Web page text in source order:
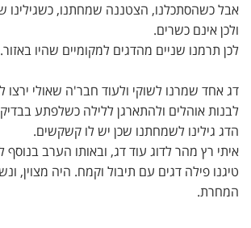
אבל כשהסתכלנו, הצטננה שמחתנו, כשגילינו
ולכן אינם כשרים.
לכן תרמנו שניים מהדגים למקומיים שהיו באזור.
דג אחד שמרנו לשוקי ולעוד חבר'ה שאולי ירצו
לבנות אוהלים ולהתארגן ללילה כשלפתע
הדג גילינו לשמחתנו שכן יש לו קשקשים.
איתי רץ מהר לדוג עוד דג, ובאותו הערב בנוסף
טיגנו פילה דגים עם תיבול וקמח. היה מצוין,
המחרת.